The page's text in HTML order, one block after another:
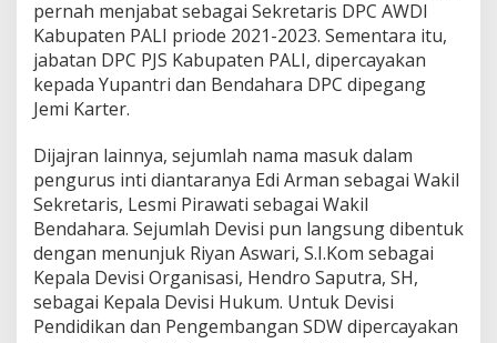
y
a
n
g
A
n
D
i
b
a
n
g
u
n
pernah menjabat sebagai Sekretaris DPC AWDI
Kabupaten PALI priode 2021-2023. Sementara itu,
jabatan DPC PJS Kabupaten PALI, dipercayakan
kepada Yupantri dan Bendahara DPC dipegang
Jemi Karter.
Dijajran lainnya, sejumlah nama masuk dalam
pengurus inti diantaranya Edi Arman sebagai Wakil
Sekretaris, Lesmi Pirawati sebagai Wakil
Bendahara. Sejumlah Devisi pun langsung dibentuk
dengan menunjuk Riyan Aswari, S.I.Kom sebagai
Kepala Devisi Organisasi, Hendro Saputra, SH,
sebagai Kepala Devisi Hukum. Untuk Devisi
Pendidikan dan Pengembangan SDW dipercayakan